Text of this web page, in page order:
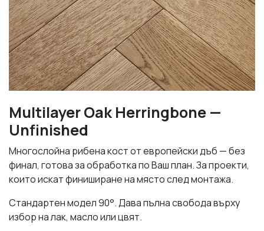
Multilayer Oak Herringbone —
Unfinished
Многослойна рибена кост от европейски дъб — без
финал, готова за обработка по Ваш план. За проекти,
които искат финиширане на място след монтажа.
Стандартен модел 90°. Дава пълна свобода върху
избор на лак, масло или цвят.